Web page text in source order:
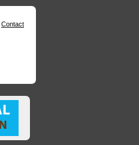
Contact